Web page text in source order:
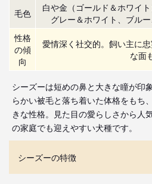
毛色
白や金（ゴールド＆ホワイ
グレー＆ホワイト、ブル
性格
の傾
向
愛情深く社交的。飼い主に
な面
シーズーは短めの鼻と大きな瞳が印
らかい被毛と落ち着いた体格をもち
きな性格。見た目の愛らしさから人
の家庭でも迎えやすい犬種です。
シーズーの特徴